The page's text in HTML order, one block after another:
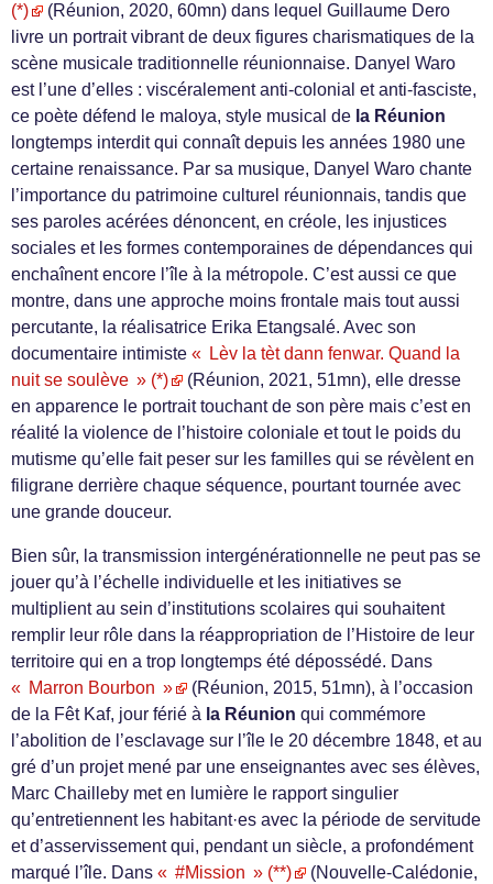
(*)
(Réunion, 2020, 60mn) dans lequel Guillaume Dero
livre un portrait vibrant de deux figures charismatiques de la
scène musicale traditionnelle réunionnaise. Danyel Waro
est l’une d’elles : viscéralement anti-colonial et anti-fasciste,
ce poète défend le maloya, style musical de la Réunion
longtemps interdit qui connaît depuis les années 1980 une
certaine renaissance. Par sa musique, Danyel Waro chante
l’importance du patrimoine culturel réunionnais, tandis que
ses paroles acérées dénoncent, en créole, les injustices
sociales et les formes contemporaines de dépendances qui
enchaînent encore l’île à la métropole. C’est aussi ce que
montre, dans une approche moins frontale mais tout aussi
percutante, la réalisatrice Erika Etangsalé. Avec son
documentaire intimiste « Lèv la tèt dann fenwar. Quand la
nuit se soulève » (*)
(Réunion, 2021, 51mn), elle dresse
en apparence le portrait touchant de son père mais c’est en
réalité la violence de l’histoire coloniale et tout le poids du
mutisme qu’elle fait peser sur les familles qui se révèlent en
filigrane derrière chaque séquence, pourtant tournée avec
une grande douceur.
Bien sûr, la transmission intergénérationnelle ne peut pas se
jouer qu’à l’échelle individuelle et les initiatives se
multiplient au sein d’institutions scolaires qui souhaitent
remplir leur rôle dans la réappropriation de l’Histoire de leur
territoire qui en a trop longtemps été dépossédé. Dans
« Marron Bourbon »
(Réunion, 2015, 51mn), à l’occasion
de la Fêt Kaf, jour férié à la Réunion qui commémore
l’abolition de l’esclavage sur l’île le 20 décembre 1848, et au
gré d’un projet mené par une enseignantes avec ses élèves,
Marc Chailleby met en lumière le rapport singulier
qu’entretiennent les habitant·es avec la période de servitude
et d’asservissement qui, pendant un siècle, a profondément
marqué l’île. Dans « #Mission » (**)
(Nouvelle-Calédonie,